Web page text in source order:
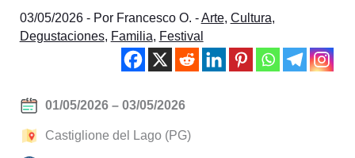
03/05/2026 - Por Francesco O. -Arte, Cultura,
Degustaciones, Familia, Festival
01/05/2026 – 03/05/2026
Castiglione del Lago (PG)